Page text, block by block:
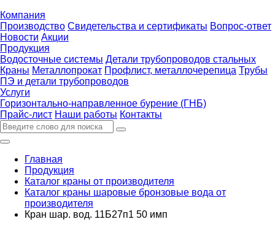
Компания
Производство Свидетельства и сертификаты Вопрос-ответ
Новости Акции
Продукция
Водосточные системы Детали трубопроводов стальных
Краны Металлопрокат Профлист, металлочерепица Трубы
ПЭ и детали трубопроводов
Услуги
Горизонтально-направленное бурение (ГНБ)
Прайс-лист Наши работы Контакты
Главная
Продукция
Каталог краны от производителя
Каталог краны шаровые бронзовые вода от
производителя
Кран шар. вод. 11Б27п1 50 имп